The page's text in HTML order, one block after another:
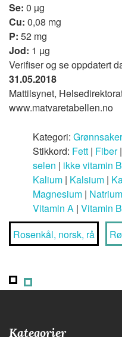
Se: 0 µg
Cu: 0,08 mg
P: 52 mg
Jod: 1 µg
Verifiser og se oppdatert
31.05.2018
Mattilsynet,
www.matvaretabellen.no
Kategori: Grønnsaker
Stikkord: Fett | Fiber|
selen | ikke vitamin
Kalium | Kalsium |
Magnesium | Natrium
Vitamin A | Vitamin
Rosenkål, norsk, rå
Kategorier